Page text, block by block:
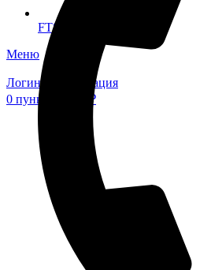
FTS-omsk@mail.ru
Меню
Логин / Регистрация
0 пунктов ₽